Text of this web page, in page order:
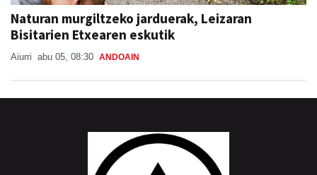
Naturan murgiltzeko jarduerak, Leizaran
Bisitarien Etxearen eskutik
Aiurri abu 05, 08:30 ANDOAIN